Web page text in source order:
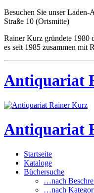
Besuchen Sie unser
Straße 10 (Ortsmitte)
Rainer Kurz gründete 1980
es seit 1985 zusammen mit
Antiquariat
Antiquariat
Startseite
Kataloge
Büchersuche
…nach
…nach